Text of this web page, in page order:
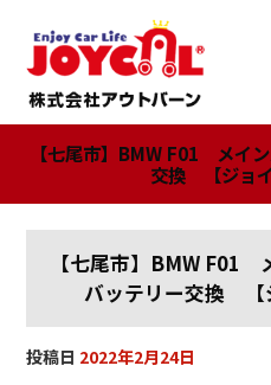
【七尾市】BMW F01 メイ
交換 【ジョイ
【七尾市】BMW F01
バッテリー交換 【
投稿日 2022年2月24日